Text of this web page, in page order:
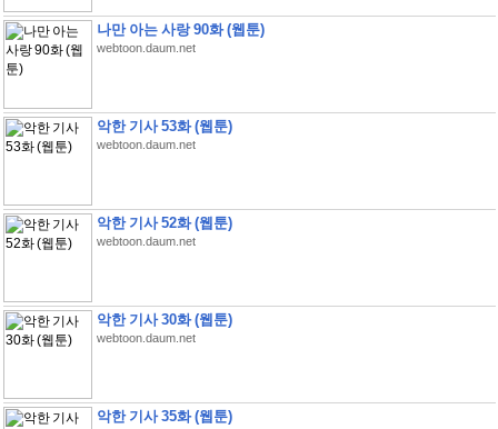
나만 아는 사랑 90화 (웹툰)
webtoon.daum.net
악한 기사 53화 (웹툰)
webtoon.daum.net
악한 기사 52화 (웹툰)
webtoon.daum.net
악한 기사 30화 (웹툰)
webtoon.daum.net
악한 기사 35화 (웹툰)